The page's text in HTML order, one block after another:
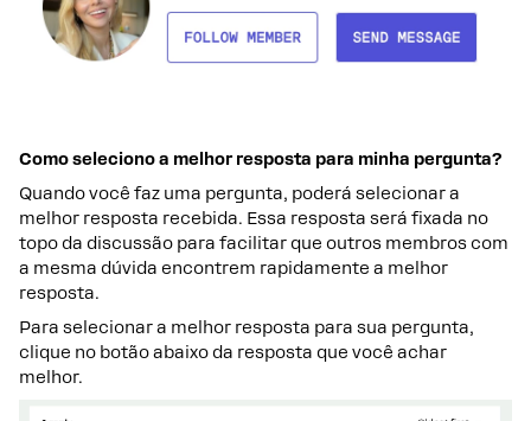
Como seleciono a melhor resposta para minha pergunta?
Quando você faz uma pergunta, poderá selecionar a
melhor resposta recebida. Essa resposta será fixada no
topo da discussão para facilitar que outros membros com
a mesma dúvida encontrem rapidamente a melhor
resposta.
Para selecionar a melhor resposta para sua pergunta,
clique no botão abaixo da resposta que você achar
melhor.